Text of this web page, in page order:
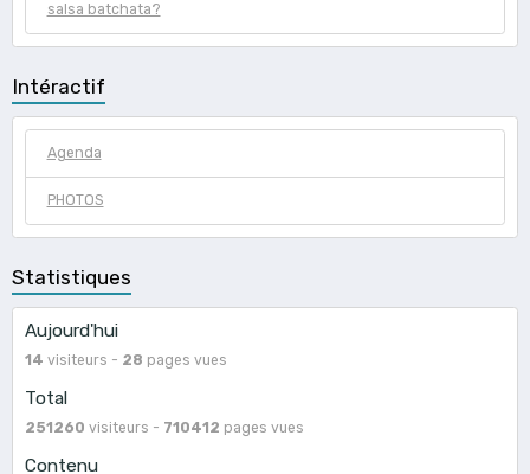
salsa batchata?
Intéractif
Agenda
PHOTOS
Statistiques
Aujourd'hui
14 visiteurs - 28 pages vues
Total
251260 visiteurs - 710412 pages vues
Contenu